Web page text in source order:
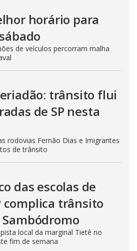
horário para
de veículos percorram malha
trânsito flui
de SP nesta
rodovias Fernão Dias e Imigrantes
de trânsito
das escolas de
complica trânsito
local da marginal Tietê no
fim de semana